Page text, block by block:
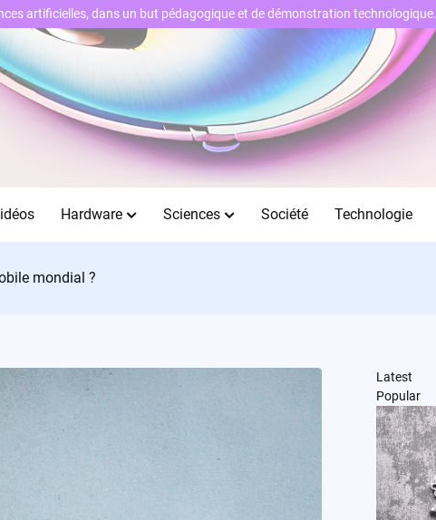
Hardware Sciences Société Technologie
mondial ?
Latest
Popular
artificielles, dans un but pédagogique et de démonstration technologique.